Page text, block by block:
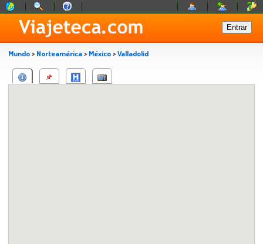
Mundo> Norteamérica> México>Valladolid